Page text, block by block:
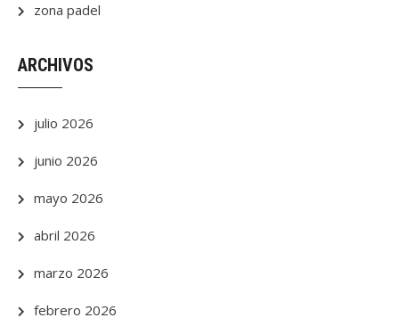
zona padel
ARCHIVOS
julio 2026
junio 2026
mayo 2026
abril 2026
marzo 2026
febrero 2026